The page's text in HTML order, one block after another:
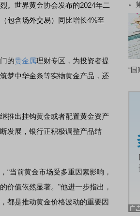
世界黄金协会发布的2024年二
包含场外交易）同比增长4%至
的贵金属理财专区，为投资者提
梦中华金条等实物黄金产品，还
推出挂钩黄金或者配置黄金资产
发展，银行正积极调整产品结
“当前黄金市场受多重因素影响，
价值依然显著。”他进一步指出，
都是推动黄金价格波动的重要因
“国